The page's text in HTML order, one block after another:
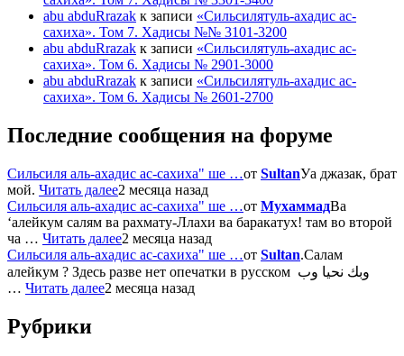
abu abduRrazak к записи «Сильсилятуль-ахадис ас-
сахиха». Том 7. Хадисы №№ 3101-3200
abu abduRrazak к записи «Сильсилятуль-ахадис ас-
сахиха». Том 6. Хадисы № 2901-3000
abu abduRrazak к записи «Сильсилятуль-ахадис ас-
сахиха». Том 6. Хадисы № 2601-2700
Последние сообщения на форуме
Сильсиля аль-ахадис ас-сахиха" ше …от SultanУа джазак, брат
мой. Читать далее2 месяца назад
Сильсиля аль-ахадис ас-сахиха" ше …от МухаммадВа
‘алейкум салям ва рахмату-Ллахи ва баракатух! там во второй
ча … Читать далее2 месяца назад
Сильсиля аль-ахадис ас-сахиха" ше …от Sultan.Салам
алейкум ? Здесь разве нет опечатки в русском وبك نحيا وب
… Читать далее2 месяца назад
Рубрики